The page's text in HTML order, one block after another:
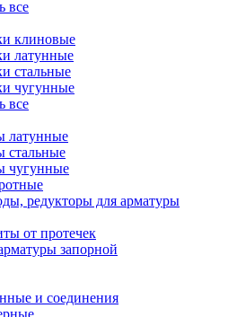
все
клиновые
латунные
стальные
чугунные
все
латунные
стальные
чугунные
редукторы для арматуры
от протечек
запорной
и соединения